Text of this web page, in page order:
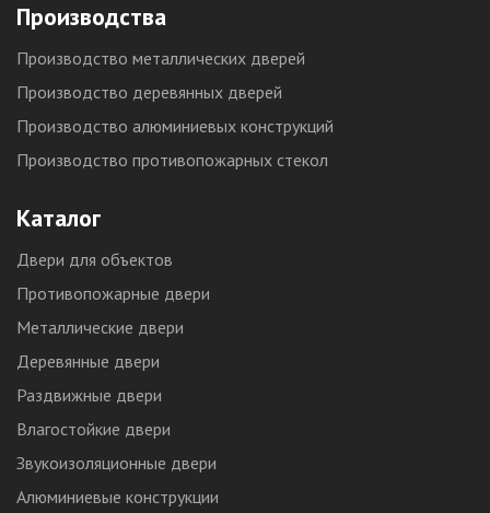
Производства
Производство металлических дверей
Производство деревянных дверей
Производство алюминиевых конструкций
Производство противопожарных стекол
Каталог
Двери для объектов
Противопожарные двери
Металлические двери
Деревянные двери
Раздвижные двери
Влагостойкие двери
Звукоизоляционные двери
Алюминиевые конструкции